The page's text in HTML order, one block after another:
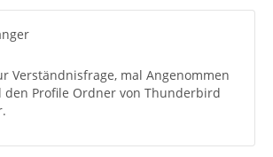
Verständnisfrage, mal Angenommen
den Profile Ordner von Thunderbird